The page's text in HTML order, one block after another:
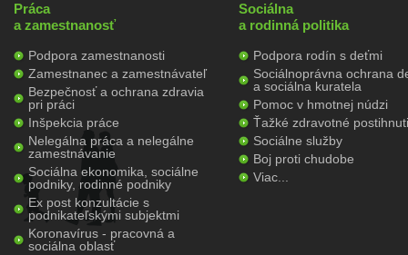
Práca
a zamestnanosť
Podpora zamestnanosti
Zamestnanec a zamestnávateľ
Bezpečnosť a ochrana zdravia
pri práci
Inšpekcia práce
Nelegálna práca a nelegálne
zamestnávanie
Sociálna ekonomika, sociálne
podniky, rodinné podniky
Ex post konzultácie s
podnikateľskými subjektmi
Koronavírus - pracovná a
sociálna oblasť
Sociálna
a rodinná politika
Podpora rodín s deťmi
Sociálnoprávna ochrana
a sociálna kuratela
Pomoc v hmotnej núdzi
Ťažké zdravotné
Sociálne služby
Boj proti chudobe
Viac...